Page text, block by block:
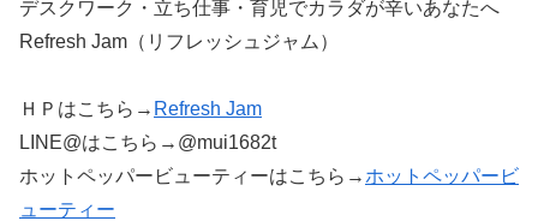
デスクワーク・立ち仕事・育児でカラダが辛いあなたへ
Refresh Jam（リフレッシュジャム）
ＨＰはこちら→ Refresh Jam
LINE@はこちら→@mui1682t
ホットペッパービューティーはこちら→ ホットペッパービ
ューティー